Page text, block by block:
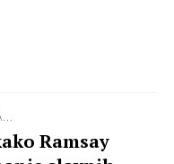
Ramsay